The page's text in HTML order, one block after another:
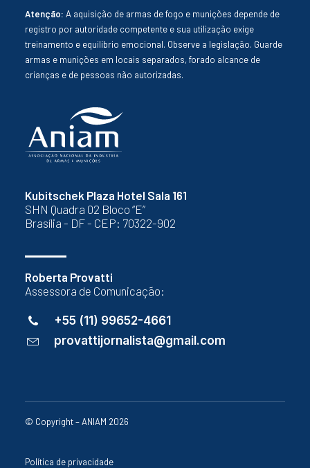
Kubitschek Plaza Hotel Sala 161
SHN Quadra 02 Bloco “E”
Brasília - DF - CEP: 70322-902
Roberta Provatti
Assessora de Comunicação:
+55 (11) 99652-4661
provattijornalista@gmail.com
Atenção: A aquisição de armas de fogo e munições depende de
registro por autoridade competente e sua utilização exige
treinamento e equilíbrio emocional. Observe a legislação. Guarde
armas e munições em locais separados, forado alcance de
crianças e de pessoas não autorizadas.
© Copyright – ANIAM 2026
Política de privacidade